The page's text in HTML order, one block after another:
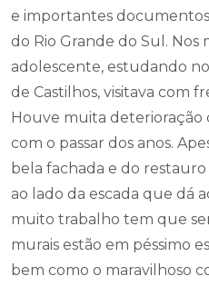
e importantes
do Rio Grande do Sul. Nos
adolescente, estudando
de Castilhos, visitava com
Houve muita
com o passar dos anos.
bela fachada e do
ao lado da escada que dá
muito trabalho tem que
murais estão em péssimo
bem como o maravilhoso